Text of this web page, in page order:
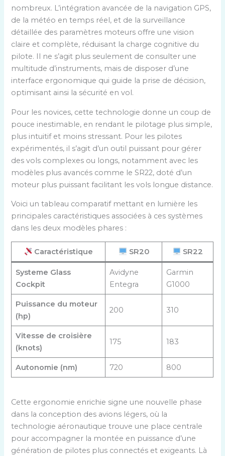
nombreux. L’intégration avancée de la navigation GPS,
de la météo en temps réel, et de la surveillance
détaillée des paramètres moteurs offre une vision
claire et complète, réduisant la charge cognitive du
pilote. Il ne s’agit plus seulement de consulter une
multitude d’instruments, mais de disposer d’une
interface ergonomique qui guide la prise de décision,
optimisant ainsi la sécurité en vol.
Pour les novices, cette technologie donne un coup de
pouce inestimable, en rendant le pilotage plus simple,
plus intuitif et moins stressant. Pour les pilotes
expérimentés, il s’agit d’un outil puissant pour gérer
des vols complexes ou longs, notamment avec les
modèles plus avancés comme le SR22, doté d’un
moteur plus puissant facilitant les vols longue distance.
Voici un tableau comparatif mettant en lumière les
principales caractéristiques associées à ces systèmes
dans les deux modèles phares :
Caractéristique SR20 SR22
Systeme Glass
Cockpit
Avidyne
Entegra
Garmin
G1000
Puissance du moteur
(hp)
200 310
Vitesse de croisière
(knots)
175 183
Autonomie (nm) 720 800
Cette ergonomie enrichie signe une nouvelle phase
dans la conception des avions légers, où la
technologie aéronautique trouve une place centrale
pour accompagner la montée en puissance d’une
génération de pilotes plus connectés et exigeants. Là